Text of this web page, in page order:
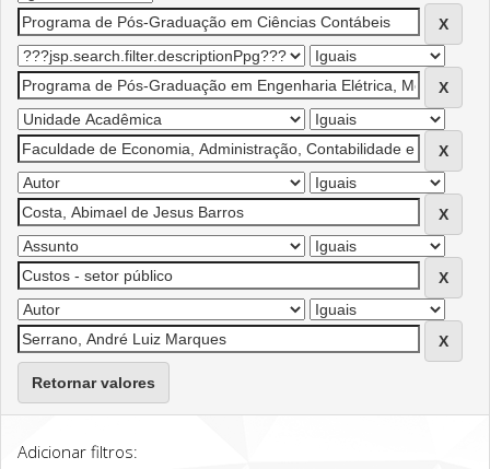
Retornar valores
Adicionar filtros: